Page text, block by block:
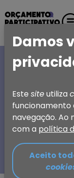
ESCOLHA
de
Damos
Este siteutiliza
funcionamento
navegação. Ao
com a política
Aceito